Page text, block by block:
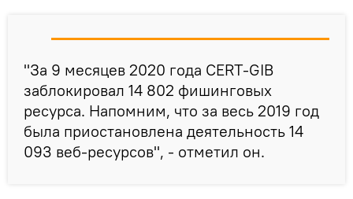
"За 9 месяцев 2020 года CERT-GIB
заблокировал 14 802 фишинговых
ресурса. Напомним, что за весь 2019 год
была приостановлена деятельность 14
093 веб-ресурсов", - отметил он.